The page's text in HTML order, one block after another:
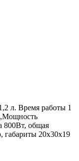
л. Время работы 1
800Вт, общая
габариты 20х30х19